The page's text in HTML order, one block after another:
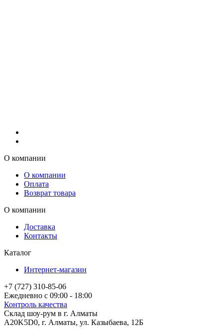
О компании
О компании
Оплата
Возврат товара
О компании
Доставка
Контакты
Каталог
Интернет-магазин
+7 (727) 310-85-06
Ежедневно с 09:00 - 18:00
Контроль качества
Склад шоу-рум в г. Алматы
A20K5D0, г. Алматы, ул. Казыбаева, 12Б